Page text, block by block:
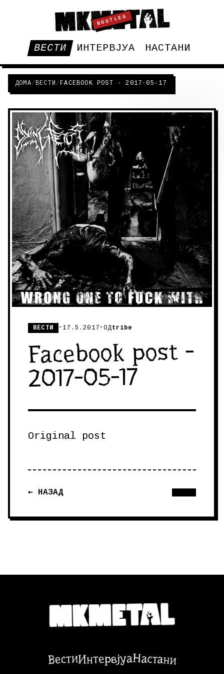
BOOTLEG
ВЕСТИ ИНТЕРВЈУА НАСТАНИ
ДОМА/ВЕСТИ /FACEBOOK POST - 2017-05-17
ВЕСТИ • 17.5.2017 •ОДtribe
Facebook post -
2017-05-17
Original post
← НАЗАД
ВестиИнтервјуаНастани